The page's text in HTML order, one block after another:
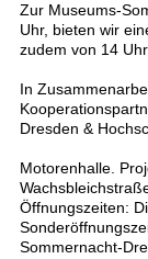
Zur Museums-
Uhr, bieten wir
zudem von 14
In
Dresden &
Motorenhalle.
Öffnungszeiten:
Sommernacht-